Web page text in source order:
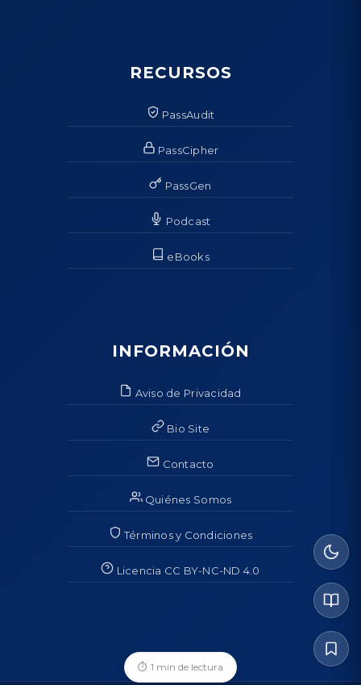
RECURSOS
PassAudit
PassCipher
PassGen
Podcast
eBooks
INFORMACIÓN
Aviso de Privacidad
Bio Site
Contacto
Quiénes Somos
Términos y Condiciones
Licencia CC BY-NC-ND 4.0
⏱ 1 min de lectura